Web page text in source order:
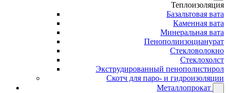
Теплоизоляция
Базальтовая вата
Каменная вата
Минеральная вата
Пенополиизоцианурат
Стекловолокно
Стеклохолст
Экструдированный пенополистирол
Скотч для паро- и гидроизоляции
Металлопрокат